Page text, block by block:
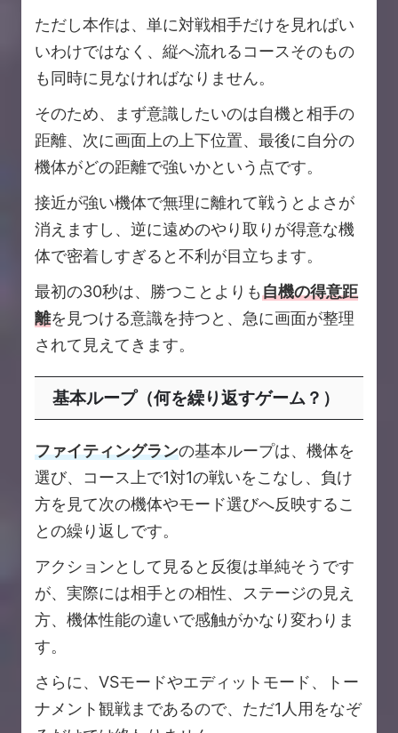
ただし本作は、単に対戦相手だけを見ればい
いわけではなく、縦へ流れるコースそのもの
も同時に見なければなりません。
そのため、まず意識したいのは自機と相手の
距離、次に画面上の上下位置、最後に自分の
機体がどの距離で強いかという点です。
接近が強い機体で無理に離れて戦うとよさが
消えますし、逆に遠めのやり取りが得意な機
体で密着しすぎると不利が目立ちます。
最初の30秒は、勝つことよりも自機の得意距
離を見つける意識を持つと、急に画面が整理
されて見えてきます。
基本ループ（何を繰り返すゲーム？）
ファイティングランの基本ループは、機体を
選び、コース上で1対1の戦いをこなし、負け
方を見て次の機体やモード選びへ反映するこ
との繰り返しです。
アクションとして見ると反復は単純そうです
が、実際には相手との相性、ステージの見え
方、機体性能の違いで感触がかなり変わりま
す。
さらに、VSモードやエディットモード、トー
ナメント観戦まであるので、ただ1人用をなぞ